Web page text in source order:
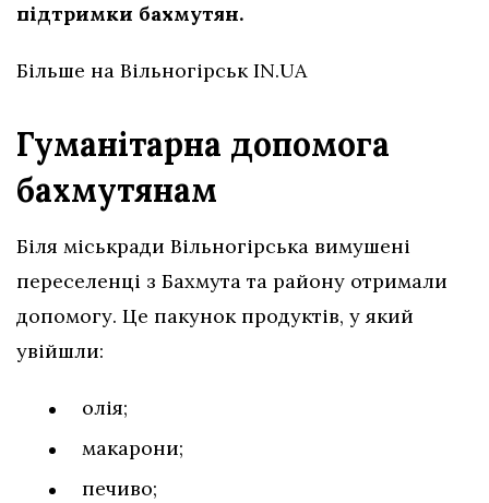
підтримки бахмутян.
Більше на Вільногірськ IN.UA
Гуманітарна допомога
бахмутянам
Біля міськради Вільногірська вимушені
переселенці з Бахмута та району отримали
допомогу. Це пакунок продуктів, у який
увійшли:
олія;
макарони;
печиво;